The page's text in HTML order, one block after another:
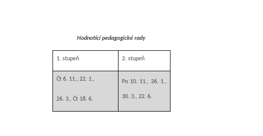
Hodnotící pedagogické rady
1. stupeň 2. stupeň
Čt 6. 11., 22. 1.,
26. 3., Čt 18. 6.
Po 10. 11., 26. 1.,
30. 3., 22. 6.